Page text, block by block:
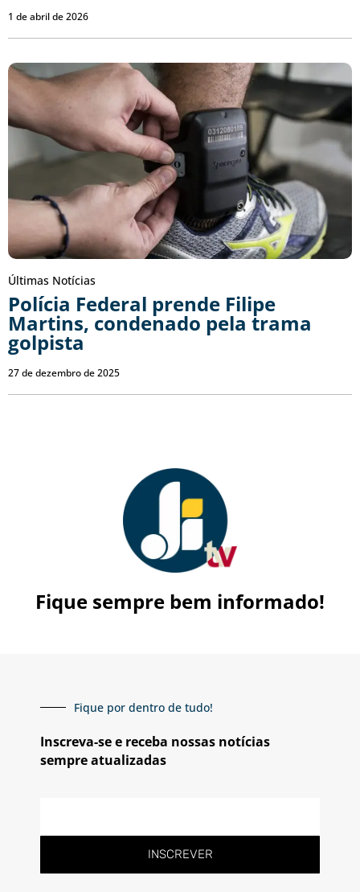
1 de abril de 2026
Últimas Notícias
Polícia Federal prende Filipe
Martins, condenado pela trama
golpista
27 de dezembro de 2025
Fique sempre bem informado!
Fique por dentro de tudo!
Inscreva-se e receba nossas notícias
sempre atualizadas
INSCREVER